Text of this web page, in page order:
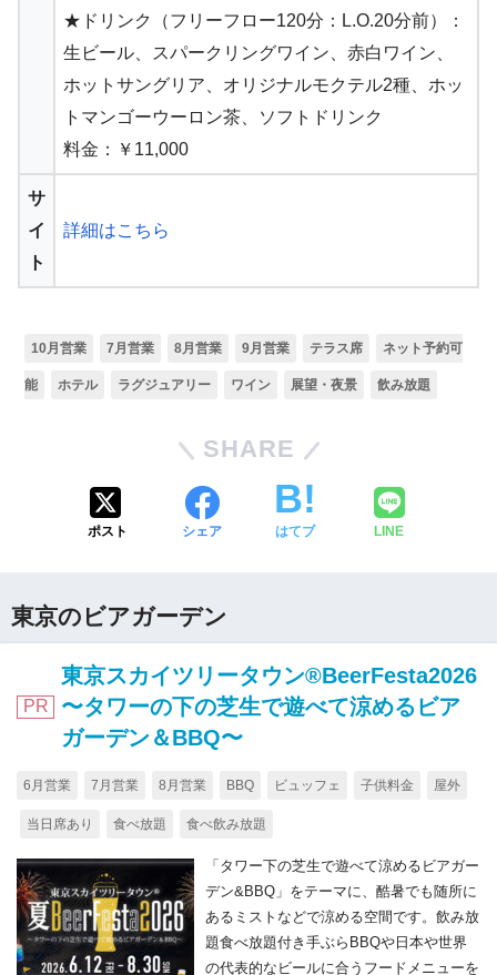
★ドリンク（フリーフロー120分：L.O.20分前）：
生ビール、スパークリングワイン、赤白ワイン、
ホットサングリア、オリジナルモクテル2種、ホッ
トマンゴーウーロン茶、ソフトドリンク
料金：￥11,000
サ
イ
ト
詳細はこちら
10月営業 7月営業 8月営業 9月営業 テラス席 ネット予約可
能 ホテル ラグジュアリー ワイン 展望・夜景 飲み放題
SHARE
ポスト シェア はてブ LINE
東京のビアガーデン
PR
東京スカイツリータウン®BeerFesta2026
〜タワーの下の芝生で遊べて涼めるビア
ガーデン＆BBQ〜
6月営業 7月営業 8月営業 BBQ ビュッフェ 子供料金 屋外
当日席あり 食べ放題 食べ飲み放題
「タワー下の芝生で遊べて涼めるビアガー
デン&BBQ」をテーマに、酷暑でも随所に
あるミストなどで涼める空間です。飲み放
題食べ放題付き手ぶらBBQや日本や世界
の代表的なビールに合うフードメニューを